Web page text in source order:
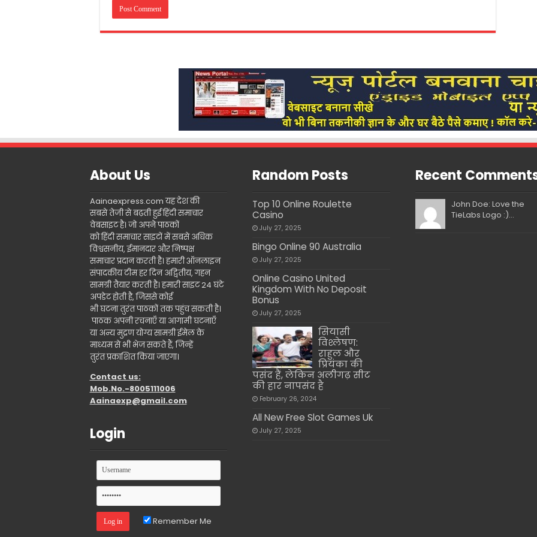
About Us
Aainaexpress.com यह देश की
सबसे तेजी से बढ़ती हुई हिंदी समाचार
वेबसाइट है। जो अपने पाठकों
को हिंदी समाचार साइटों में सबसे अधिक
विश्वसनीय, ईमानदार और निष्पक्ष
समाचार प्रदान करती है। हमारी ऑनलाइन
संपादकीय टीम हर दिन अद्वितीय, गहन
सामग्री तैयार करती है। हमारी साइट 24 घंटे
अपडेट होती है, जिससे कोई
भी घटना तुरंत पाठकों तक पहुंच सकती है।
पाठक अपनी रचनाएँ या आगामी घटनाएँ
या अन्य मुद्रण योग्य सामग्री ईमेल के
माध्यम से भी भेज सकते हैं, जिन्हें
तुरंत प्रकाशित किया जाएगा।
Contact us:
Mob.No.-8005111006
Aainaexp@gmail.com
Login
Remember Me
Random Posts
Top 10 Online Roulette
Casino
July 27, 2025
Bingo Online 90 Australia
July 27, 2025
Online Casino United
Kingdom With No Deposit
Bonus
July 27, 2025
सियासी
विश्लेषण:
राहुल और
प्रियंका की
पसंद हैं, लेकिन अलीगढ़ सीट
की हार नापसंद है
February 26, 2024
All New Free Slot Games Uk
July 27, 2025
Recent
John Doe: Love the
TieLabs Logo :)...